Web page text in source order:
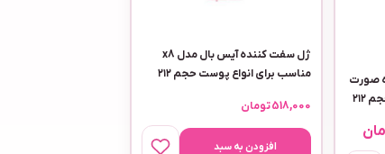
صورت
آیس بال مدل X10 Matcha حجم ۲۱۲
ژل سفت کننده آیس بال مدل x8
مناسب برای انواع پوست حجم ۲۱۲
518,000تومان
افزودن به سبد